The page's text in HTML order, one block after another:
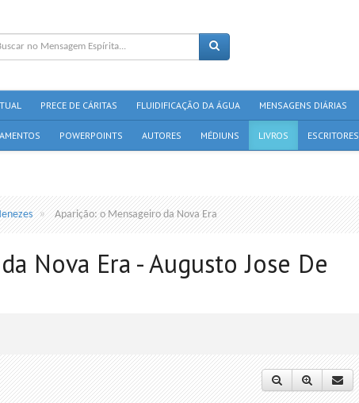
PRECE DE CÁRITAS FLUIDIFICAÇÃO DA ÁGUA MENSAGENS DIÁRIAS
POWERPOINTS AUTORES MÉDIUNS LIVROS ESCRITORES
Aparição: o Mensageiro da Nova Era
Nova Era - Augusto Jose De